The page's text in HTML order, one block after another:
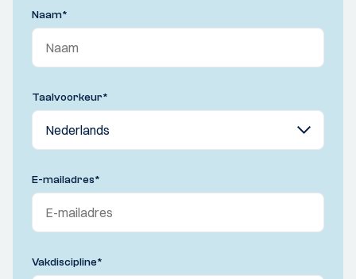
Naam*
Taalvoorkeur*
E-mailadres*
Vakdiscipline*